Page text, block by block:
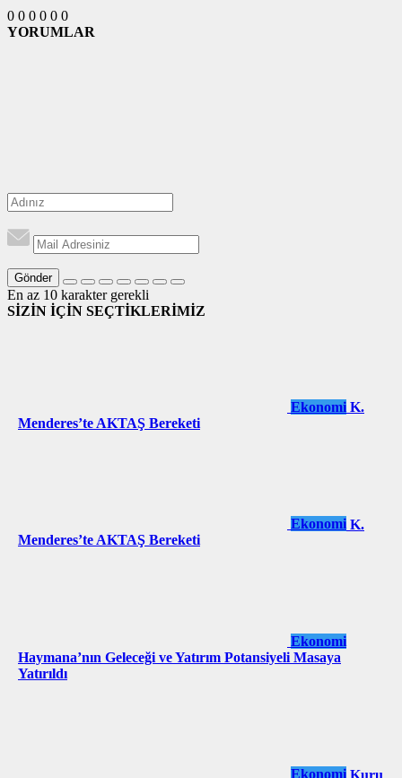
0 0 0 0 0 0
YORUMLAR
Gönder
En az 10 karakter gerekli
SİZİN İÇİN SEÇTİKLERİMİZ
Ekonomi K.
Menderes’te AKTAŞ Bereketi
Ekonomi K.
Menderes’te AKTAŞ Bereketi
Ekonomi
Haymana’nın Geleceği ve Yatırım Potansiyeli Masaya
Yatırıldı
Ekonomi Kuru